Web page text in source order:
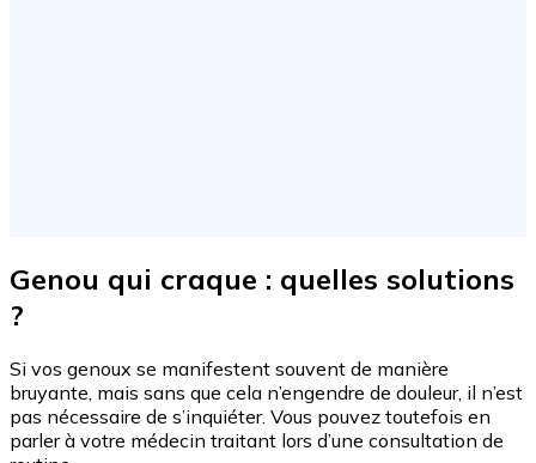
Genou qui craque : quelles solutions
?
Si vos genoux se manifestent souvent de manière
bruyante, mais sans que cela n’engendre de douleur, il n’est
pas nécessaire de s’inquiéter. Vous pouvez toutefois en
parler à votre médecin traitant lors d’une consultation de